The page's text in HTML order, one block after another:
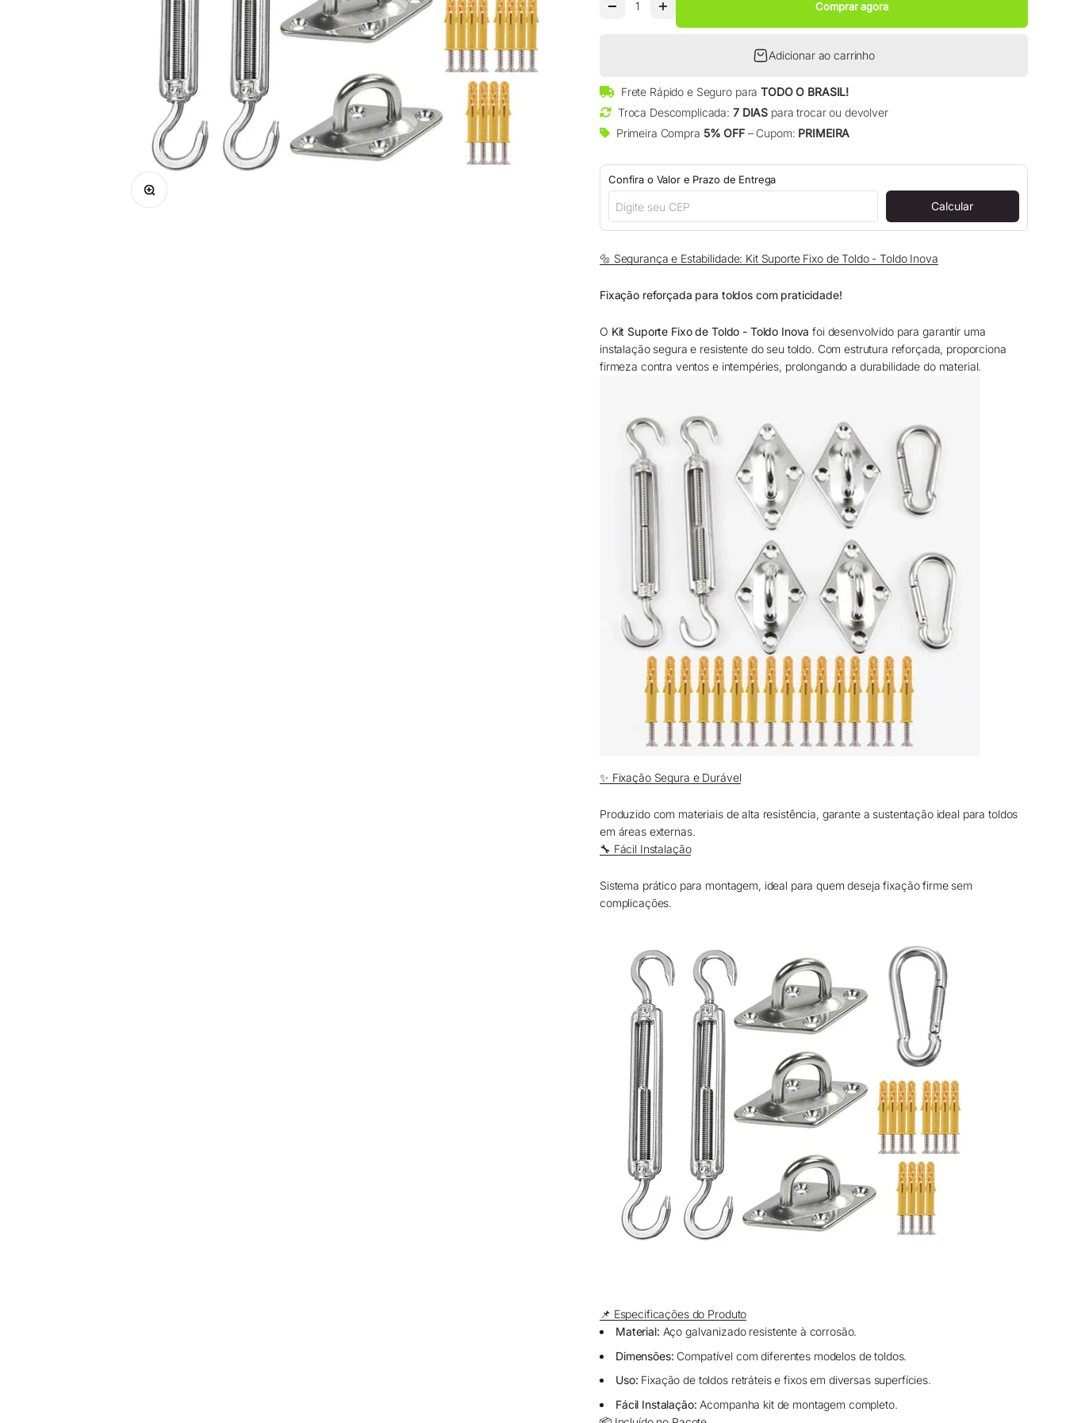
Zoom na imagem
Comprar agora
Adicionar ao carrinho
Frete Rápido e Seguro paraTODO O BRASIL!
Troca Descomplicada: 7 DIAS para trocar ou devolver
Primeira Compra 5% OFF– Cupom: PRIMEIRA
Confira o Valor e Prazo de Entrega
Calcular
🔩 Segurança e Estabilidade: Kit Suporte Fixo de Toldo - Toldo Inova
Fixação reforçada para toldos com praticidade!
O Kit Suporte Fixo de Toldo - Toldo Inova foi desenvolvido para garantir uma
instalação segura e resistente do seu toldo. Com estrutura reforçada, proporciona
firmeza contra ventos e intempéries, prolongando a durabilidade do material.
✨ Fixação Segura e Durável
Produzido com materiais de alta resistência, garante a sustentação ideal para toldos
em áreas externas.
🔧 Fácil Instalação
Sistema prático para montagem, ideal para quem deseja fixação firme sem
complicações.
📌 Especificações do Produto
Material: Aço galvanizado resistente à corrosão.
Dimensões: Compatível com diferentes modelos de toldos.
Uso: Fixação de toldos retráteis e fixos em diversas superfícies.
Fácil Instalação: Acompanha kit de montagem completo.